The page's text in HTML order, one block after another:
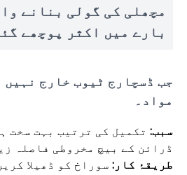
مچھلی کی گولی بنانے
بارے میں اکثر پوچھے
جب ڈسچارج ٹیوب خارج
مواد۔
سبب: تکمیل کی ترتیب بہت سخت
ڈرائن کے بیچ مخروطی فاصلہ
طریقۂ کار: سوراخ کو ڈھیلا